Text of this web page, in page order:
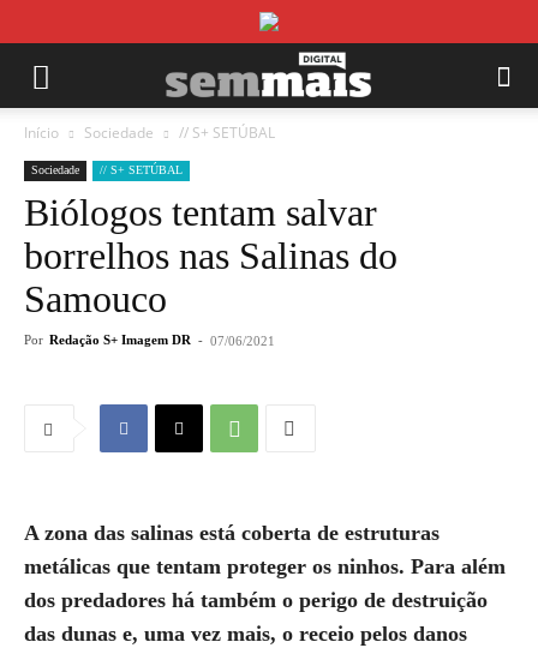
Início Sociedade // S+ SETÚBAL
Sociedade // S+ SETÚBAL
Biólogos tentam salvar
borrelhos nas Salinas do
Samouco
Por Redação S+ Imagem DR - 07/06/2021
A zona das salinas está coberta de estruturas
metálicas que tentam proteger os ninhos. Para além
dos predadores há também o perigo de destruição
das dunas e, uma vez mais, o receio pelos danos